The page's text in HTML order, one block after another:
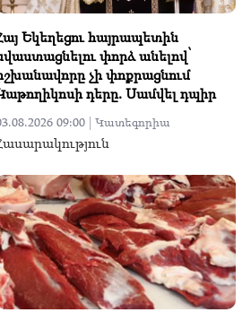
Եկեղեցու հայրապետին
փորձ անելով՝
չի փոքրացնում
դերը. Սամվել դպիր
09:00 | Կատեգորիա